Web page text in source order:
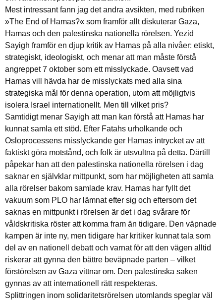
Mest intressant fann jag det andra avsikten, med rubriken
»The End of Hamas?« som framför allt diskuterar Gaza,
Hamas och den palestinska nationella rörelsen. Yezid
Sayigh framför en djup kritik av Hamas på alla nivåer: etiskt,
strategiskt, ideologiskt, och menar att man måste förstå
angreppet 7 oktober som ett misslyckade. Oavsett vad
Hamas vill hävda har de misslyckats med alla sina
strategiska mål för denna operation, utom att möjligtvis
isolera Israel internationellt. Men till vilket pris?
Samtidigt menar Sayigh att man kan förstå att Hamas har
kunnat samla ett stöd. Efter Fatahs urholkande och
Osloprocessens misslyckande ger Hamas intrycket av att
faktiskt göra motstånd, och folk är utsvultna på detta. Därtill
påpekar han att den palestinska nationella rörelsen i dag
saknar en självklar mittpunkt, som har möjligheten att samla
alla rörelser bakom samlade krav. Hamas har fyllt det
vakuum som PLO har lämnat efter sig och eftersom det
saknas en mittpunkt i rörelsen är det i dag svårare för
våldskritiska röster att komma fram än tidigare. Den väpnade
kampen är inte ny, men tidigare har kritiker kunnat tala som
del av en nationell debatt och varnat för att den vägen alltid
riskerar att gynna den bättre beväpnade parten – vilket
förstörelsen av Gaza vittnar om. Den palestinska saken
gynnas av att internationell rätt respekteras.
Splittringen inom solidaritetsrörelsen utomlands speglar väl